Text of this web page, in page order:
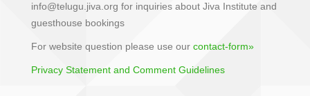
info@telugu.jiva.org for inquiries about Jiva Institute and
guesthouse bookings
For website question please use our contact-form»
Privacy Statement and Comment Guidelines